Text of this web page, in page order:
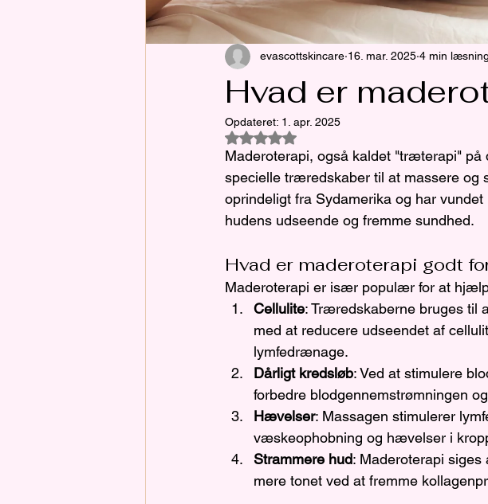
Hvad er
evascottskincare 16. mar. 2025 4 min læsning
Opdateret: 1. apr. 2025
Bedømt til NaN ud af 5 stjerner.
Maderoterapi, også kaldet "træterapi" på
specielle træredskaber til at massere og
oprindeligt fra Sydamerika og har
hudens udseende og fremme sundhed.
Hvad er maderoterapi godt
Maderoterapi er især populær for at
Cellulite: Træredskaberne bruges til
med at reducere udseendet af
lymfedrænage.
Dårligt kredsløb: Ved at stimulere
forbedre blodgennemstrømningen
Hævelser: Massagen stimulerer
væskeophobning og hævelser i
Strammere hud: Maderoterapi
mere tonet ved at fremme